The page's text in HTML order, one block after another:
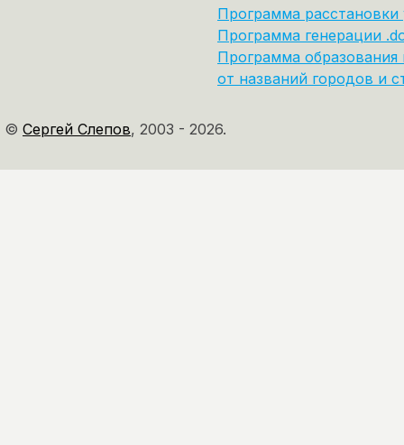
Программа расстановки
Программа генерации
Программа образования
от названий городов и
© Сергей Слепов, 2003 - 2026.